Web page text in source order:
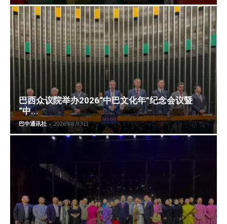
巴西众议院举办2026“中巴文化年”纪念会议暨
“中...
巴中通讯社 - 2026年8月3日